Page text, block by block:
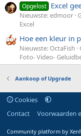
Opgelost Excel
Nieuwste: edmoor
Excel
Hoe een kleur in
Nieuwste: OctaFish
Foto- Video-
Aankoop of Upgrade
Cookies
Contact
Voorwaarden
Community platform by